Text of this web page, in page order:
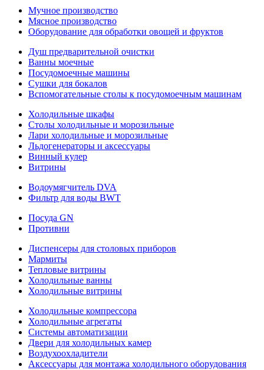
Мучное производство
Мясное производство
Оборудование для обработки овощей и фруктов
Душ предварительной очистки
Ванны моечные
Посудомоечные машины
Сушки для бокалов
Вспомогательные столы к посудомоечным машинам
Холодильные шкафы
Столы холодильные и морозильные
Лари холодильные и морозильные
Льдогенераторы и аксессуары
Винный кулер
Витрины
Водоумягчитель DVA
Фильтр для воды BWT
Посуда GN
Противни
Диспенсеры для столовых приборов
Мармиты
Тепловые витрины
Холодильные ванны
Холодильные витрины
Холодильные компрессора
Холодильные агрегаты
Системы автоматизации
Двери для холодильных камер
Воздухоохладители
Аксессуары для монтажа холодильного оборудования